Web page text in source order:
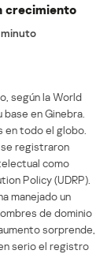
crecimiento
según la World
en Ginebra.
en todo el globo.
se registraron
como
Policy (UDRP).
manejado un
de dominio
sorprende,
serio el registro